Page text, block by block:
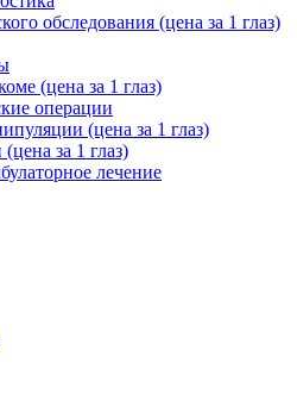
обследования (цена за 1 глаз)
(цена за 1 глаз)
операции
(цена за 1 глаз)
за 1 глаз)
лечение